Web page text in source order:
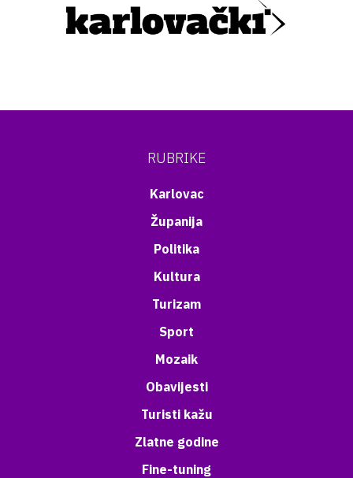
RUBRIKE
Karlovac
Županija
Politika
Kultura
Turizam
Sport
Mozaik
Obavijesti
Turisti kažu
Zlatne godine
Fine-tuning